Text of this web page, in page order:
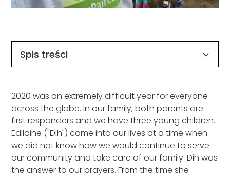
Spis treści
2020 was an extremely difficult year for everyone
across the globe. In our family, both parents are
first responders and we have three young children.
Edilaine ("Dih") came into our lives at a time when
we did not know how we would continue to serve
our community and take care of our family. Dih was
the answer to our prayers. From the time she